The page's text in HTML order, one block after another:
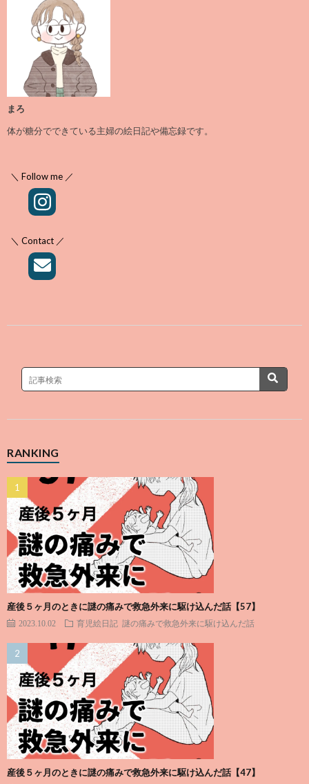
まろ
体が糖分でできている主婦の絵日記や備忘録です。
＼ Follow me ／
＼ Contact ／
RANKING
産後５ヶ月のときに謎の痛みで救急外来に駆け込んだ話【57】
2023.10.02 育児絵日記 謎の痛みで救急外来に駆け込んだ話
産後５ヶ月のときに謎の痛みで救急外来に駆け込んだ話【47】